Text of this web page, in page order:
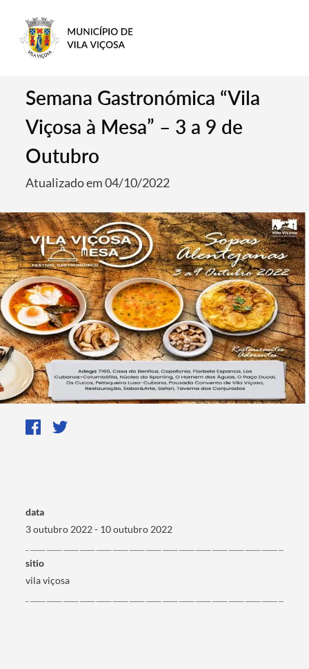
Termo de Pesquisa
Semana Gastronómica “Vila
Viçosa à Mesa” – 3 a 9 de
Outubro
Atualizado em 04/10/2022
data
3 outubro 2022 - 10 outubro 2022
sitio
vila viçosa